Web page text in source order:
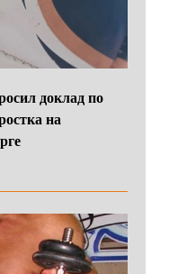
доклад по
на